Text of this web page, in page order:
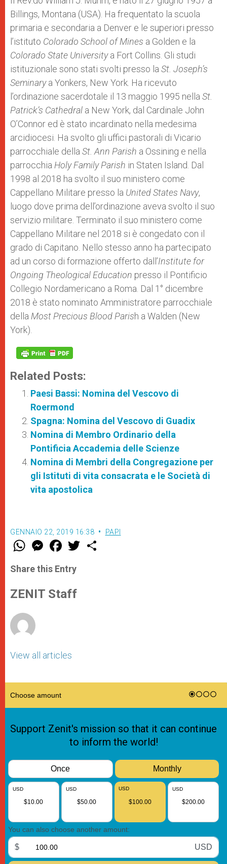
Billings, Montana (USA). Ha frequentato la scuola
primaria e secondaria a Denver e le superiori presso
l’istituto Colorado School of Mines a Golden e la
Colorado State Universitya Fort Collins. Gli studi
istituzionale sono stati svolti presso la St. Joseph’s
Seminarya Yonkers, New York. Ha ricevuto
l’ordinazione sacerdotale il 13 maggio 1995 nella St.
Patrick’s Cathedral a New York, dal Cardinale John
O’Connor ed è stato incardinato nella medesima
arcidiocesi. Ha svolto gli uffici pastorali di Vicario
parrocchiale della St. Ann Parish a Ossining e nella
parrocchia Holy Family Parish in Staten Island. Dal
1998 al 2018 ha svolto il suo ministero come
Cappellano Militare presso la United States Navy,
luogo dove prima dell’ordinazione aveva svolto il suo
servizio militare. Terminato il suo ministero come
Cappellano Militare nel 2018 si è congedato con il
grado di Capitano. Nello stesso anno ha partecipato
ad un corso di formazione offerto dall’Institute for
Ongoing Theological Education presso il Pontificio
Collegio Nordamericano a Roma. Dal 1° dicembre
2018 è stato nominato Amministratore parrocchiale
della Most Precious Blood Parish a Walden (New
York).
Related Posts:
Paesi Bassi: Nomina del Vescovo di
Roermond
Spagna: Nomina del Vescovo di Guadix
Nomina di Membro Ordinario della
Pontificia Accademia delle Scienze
Nomina di Membri della Congregazione per
gli Istituti di vita consacrata e le Società di
vita apostolica
GENNAIO 22, 2019 16:38 PAPI
W
t
s
p
p
M
e
s
e
g
e
F
a
e
b
o
k
w
Share this Entry
ZENIT Staff
View all articles